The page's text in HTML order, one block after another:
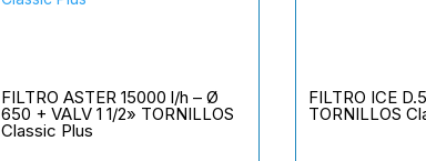
FILTRO ASTER 15000 l/h – Ø
650 + VALV 1 1/2» TORNILLOS
Classic Plus
FILTRO ICE
TORNILLOS